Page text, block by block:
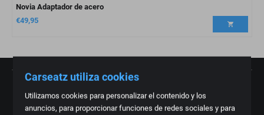
Carseatz utiliza cookies
Utilizamos cookies para personalizar el contenido y los
anuncios, para proporcionar funciones de redes sociales y para
Novia Adaptador de acero
€49,95